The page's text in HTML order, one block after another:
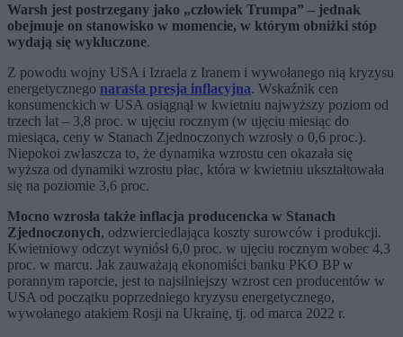
Warsh jest postrzegany jako „człowiek Trumpa” – jednak
obejmuje on stanowisko w momencie, w którym obniżki stóp
wydają się wykluczone.
Z powodu wojny USA i Izraela z Iranem i wywołanego nią kryzysu
energetycznego narasta presja inflacyjna. Wskaźnik cen
konsumenckich w USA osiągnął w kwietniu najwyższy poziom od
trzech lat – 3,8 proc. w ujęciu rocznym (w ujęciu miesiąc do
miesiąca, ceny w Stanach Zjednoczonych wzrosły o 0,6 proc.).
Niepokoi zwłaszcza to, że dynamika wzrostu cen okazała się
wyższa od dynamiki wzrostu płac, która w kwietniu ukształtowała
się na poziomie 3,6 proc.
Mocno wzrosła także inflacja producencka w Stanach
Zjednoczonych, odzwierciedlająca koszty surowców i produkcji.
Kwietniowy odczyt wyniósł 6,0 proc. w ujęciu rocznym wobec 4,3
proc. w marcu. Jak zauważają ekonomiści banku PKO BP w
porannym raporcie, jest to najsilniejszy wzrost cen producentów w
USA od początku poprzedniego kryzysu energetycznego,
wywołanego atakiem Rosji na Ukrainę, tj. od marca 2022 r.